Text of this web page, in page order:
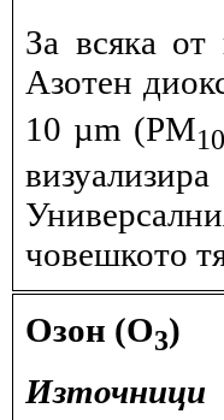
За всяка от
Азотен
10 µm (PM10
човешкото
Озон (O3)
Източници